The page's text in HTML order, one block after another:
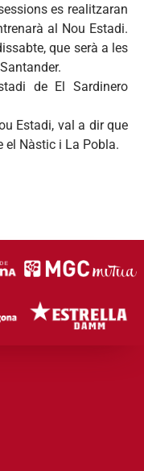
es realitzaran
al Nou Estadi.
que serà a les
de El Sardinero
Estadi, val a dir que
el Nàstic i La Pobla.